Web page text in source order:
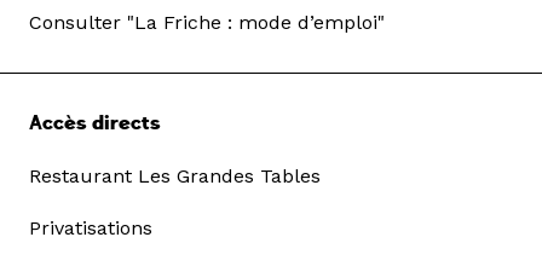
Consulter "La Friche : mode d’emploi"
Accès directs
Restaurant Les Grandes Tables
Privatisations